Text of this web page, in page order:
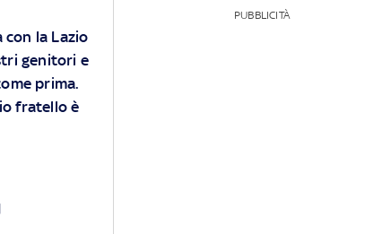
la Lazio
genitori e
prima.
fratello è
PUBBLICITÀ